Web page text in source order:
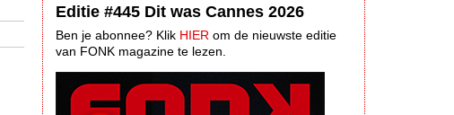
Editie #445 Dit was Cannes 2026
Ben je abonnee? Klik HIER om de nieuwste editie
van FONK magazine te lezen.